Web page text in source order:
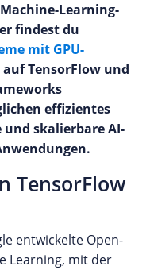
Learning-
findest du
mit GPU-
TensorFlow und
effizientes
skalierbare AI-
TensorFlow
entwickelte Open-
Learning, mit der